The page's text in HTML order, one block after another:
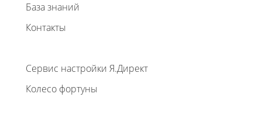
База знаний
Контакты
Сервис настройки Я.Директ
Колесо фортуны